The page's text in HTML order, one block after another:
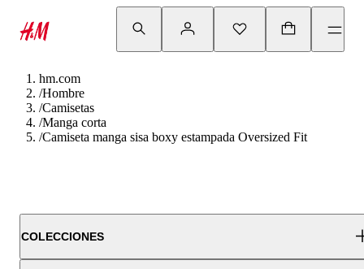
hm.com
/Hombre
/Camisetas
/Manga corta
/Camiseta manga sisa boxy estampada Oversized Fit
COLECCIONES